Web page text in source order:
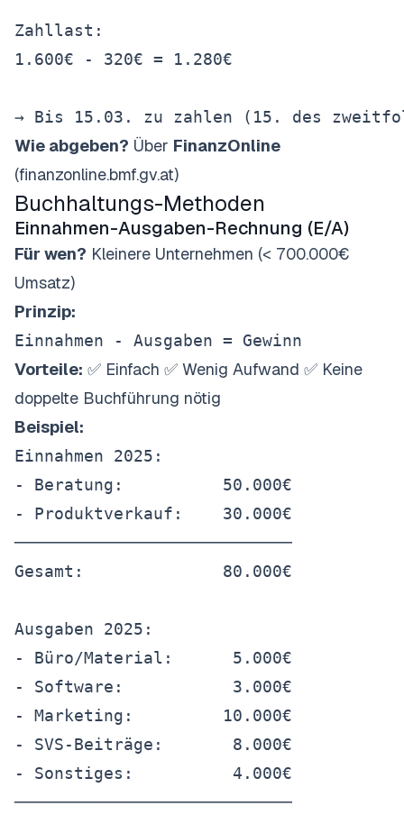
Zahllast:
1.600€ - 320€ = 1.280€
Wie abgeben? Über FinanzOnline
(finanzonline.bmf.gv.at)
Buchhaltungs-Methoden
Einnahmen-Ausgaben-Rechnung (E/A)
Für wen? Kleinere Unternehmen (< 700.000€
Umsatz)
Prinzip:
Vorteile: ✅ Einfach ✅ Wenig Aufwand ✅ Keine
doppelte Buchführung nötig
Beispiel:
Einnahmen 2025:
- Beratung:          50.000€
- Produktverkauf:    30.000€
────────────────────────────
Gesamt:              80.000€
Ausgaben 2025:
- Büro/Material:      5.000€
- Software:           3.000€
- Marketing:         10.000€
- SVS-Beiträge:       8.000€
- Sonstiges:          4.000€
────────────────────────────